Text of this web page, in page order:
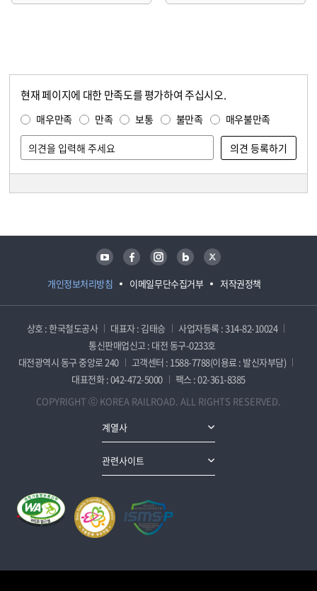
현재 페이지에 대한 만족도를 평가하여 주십시오.
매우만족 만족 보통 불만족 매우불만족
개인정보처리방침 이메일무단수집거부 저작권정책
유튜브 페이스북 인스타그램 블로그 트위터
상호 : 한국철도공사 대표자 : 김태승
사업자등록 : 314-82-10024
통신판매업신고 : 대전 동구-0233호
대전광역시 동구 중앙로 240
고객센터 : 1588-7788(이용료 : 발신자부담)
대표전화 : 042-472-5000
팩스 : 02-361-8385
COPYRIGHT ⓒ KOREA RAILROAD. ALL RIGHTS RESERVED.
계열사
관련사이트